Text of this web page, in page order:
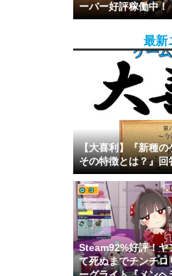
ーバー好評稼働中！
最新
【大喜利】『新種の
その特徴とは？』回
Steam92%好評！ヤ
て死ぬまでチンチ